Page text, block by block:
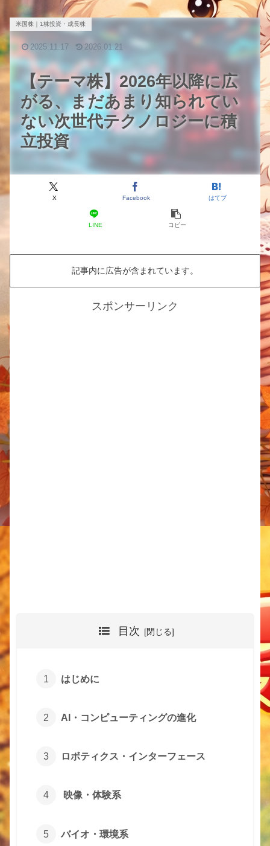
【テーマ株】2026年以降に広
がる、まだあまり知られてい
ない次世代テクノロジーに積
立投資
米国株｜1株投資・成長株
X Facebook はてブ
LINE コピー
2025.11.17 2026.01.21
記事内に広告が含まれています。
スポンサーリンク
目次
はじめに
AI・コンピューティングの進化
ロボティクス・インターフェース
映像・体験系
バイオ・環境系